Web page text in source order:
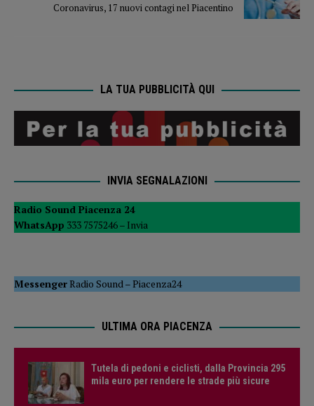
Coronavirus, 17 nuovi contagi nel Piacentino
LA TUA PUBBLICITÀ QUI
INVIA SEGNALAZIONI
Radio Sound Piacenza 24
WhatsApp 333 7575246 – Invia
MessengerRadio Sound–Piacenza24
ULTIMA ORA PIACENZA
Tutela di pedoni e ciclisti, dalla Provincia 295
mila euro per rendere le strade più sicure